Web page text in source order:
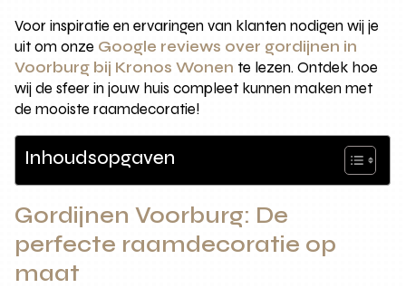
Voor inspiratie en ervaringen van klanten nodigen wij je
uit om onze Google reviews over gordijnen in
Voorburg bij Kronos Wonen te lezen. Ontdek hoe
wij de sfeer in jouw huis compleet kunnen maken met
de mooiste raamdecoratie!
Inhoudsopgaven
Gordijnen Voorburg: De
perfecte raamdecoratie op
maat